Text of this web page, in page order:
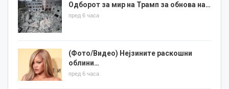
Одборот за мир на Трамп за обнова на…
пред 6 часа
(Фото/Видео) Нејзините раскошни
облини…
пред 6 часа